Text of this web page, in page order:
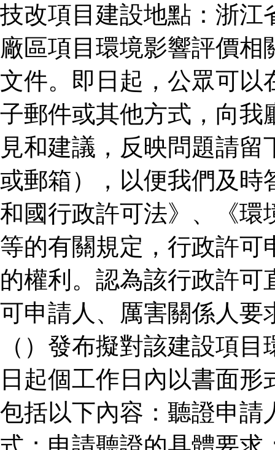
技改項目建設地點：浙江
廠區項目環境影響評價
文件。即日起，公眾可以
子郵件或其他方式，向我
見和建議，反映問題請
或郵箱），以便我們及時
和國行政許可法》、《環
等的有關規定，行政許可
的權利。認為該行政許
可申請人、厲害關係人要
（）發布擬對該建設項
日起個工作日內以書面
包括以下內容：聽證申請